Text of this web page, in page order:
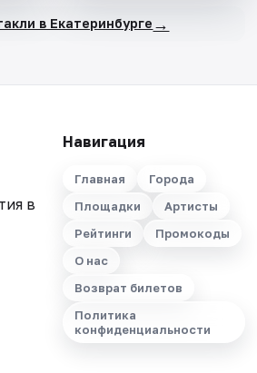
в Екатеринбурге →
в
Навигация
Главная
Города
Площадки
Артисты
Рейтинги
Промокоды
О нас
Возврат билетов
Политика
конфиденциальности